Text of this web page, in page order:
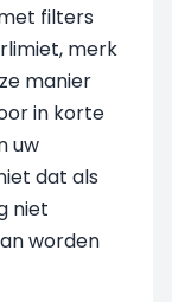
filters
merk
manier
in korte
uw
dat als
niet
worden